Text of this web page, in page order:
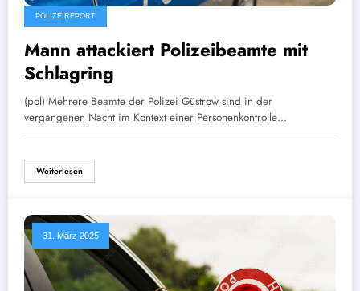
POLIZEIREPORT
Mann attackiert Polizeibeamte mit
Schlagring
(pol) Mehrere Beamte der Polizei Güstrow sind in der
vergangenen Nacht im Kontext einer Personenkontrolle…
Weiterlesen
31. März 2025